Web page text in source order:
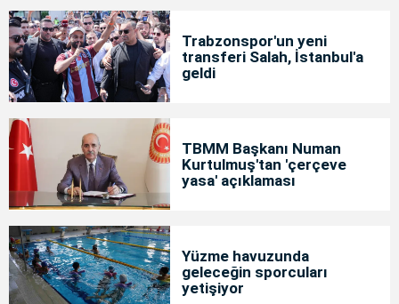
Trabzonspor'un yeni
transferi Salah, İstanbul'a
geldi
TBMM Başkanı Numan
Kurtulmuş'tan 'çerçeve
yasa' açıklaması
Yüzme havuzunda
geleceğin sporcuları
yetişiyor